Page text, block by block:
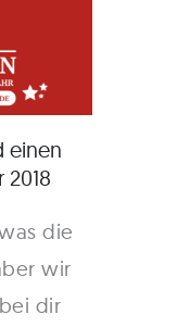
einen
2018
die
wir
dir